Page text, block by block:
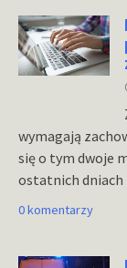
wymagają
się o tym dwoje
ostatnich dniach
0 komentarzy